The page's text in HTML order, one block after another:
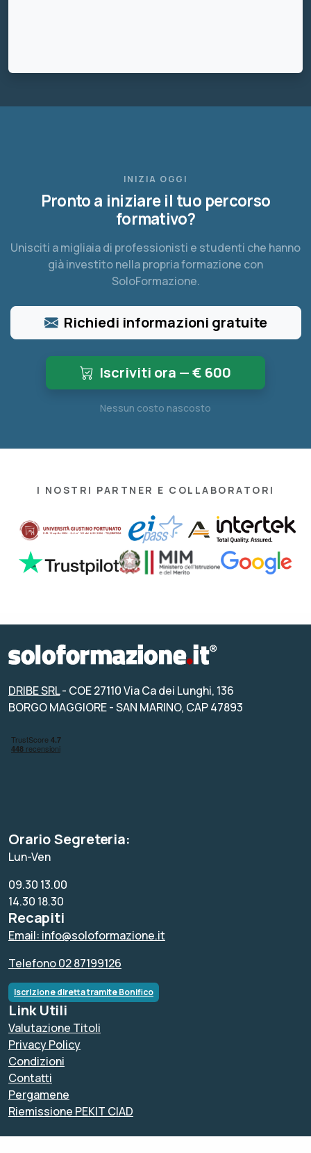
INIZIA OGGI
Pronto a iniziare il tuo percorso
formativo?
Unisciti a migliaia di professionisti e studenti che hanno
già investito nella propria formazione con
SoloFormazione.
Richiedi informazioni gratuite
Iscriviti ora — € 600
Nessun costo nascosto
I NOSTRI PARTNER E COLLABORATORI
DRIBE SRL- COE 27110 Via Ca dei Lunghi, 136
BORGO MAGGIORE - SAN MARINO, CAP 47893
Orario Segreteria:
Lun-Ven
09.30 13.00
14.30 18.30
Recapiti
Email: info@soloformazione.it
Telefono 02 87199126
Iscrizione diretta tramite Bonifico
Link Utili
Valutazione Titoli
Privacy Policy
Condizioni
Contatti
Pergamene
Riemissione PEKIT CIAD